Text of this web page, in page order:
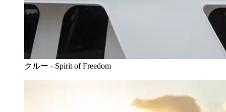
クルー - Spirit of Freedom